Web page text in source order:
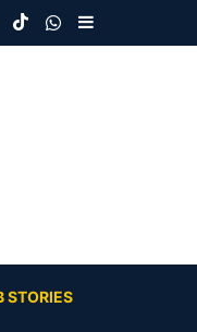
TikTokWhatsApp
Barra Lateral
STORIES